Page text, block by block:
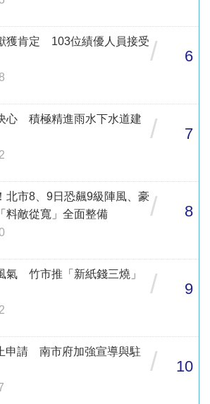
獲肯定 103位績優人員接受/ 6
心 積極精進雨水下水道建
/ 7
北市8、9日恐飆9級陣風、豪
敵從寬」全面整備
/ 8
氣 竹市推「新紙錢三燒」
/ 9
申請 南市府加強宣導與駐
/ 10